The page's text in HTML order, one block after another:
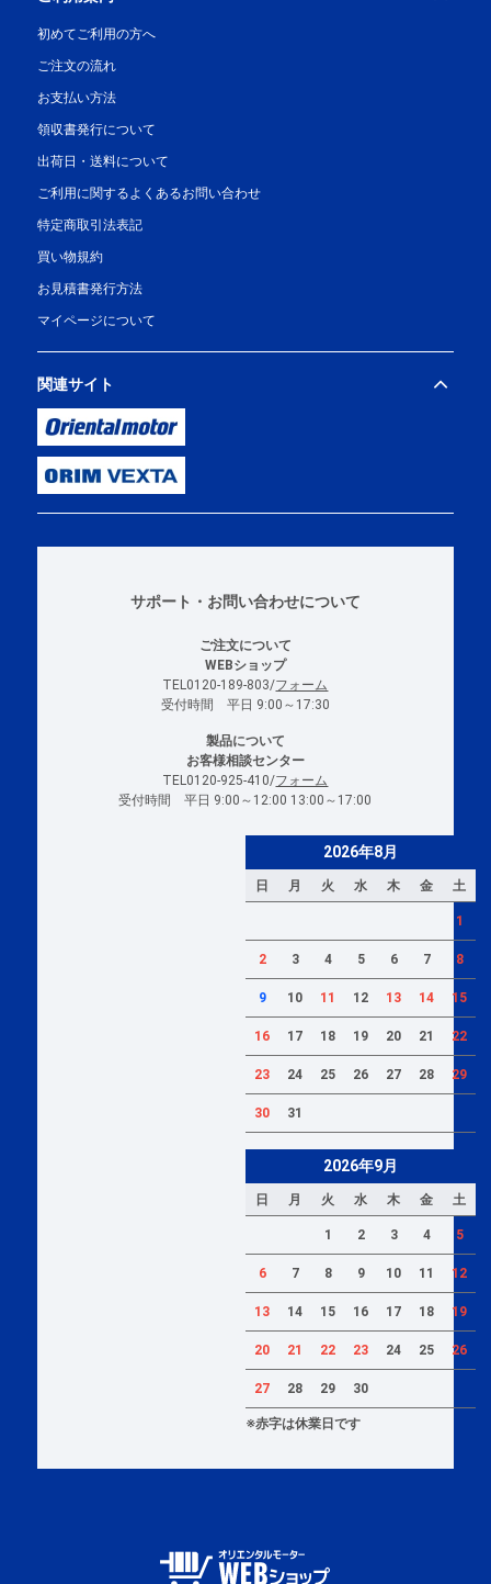
初めてご利用の方へ
ご注文の流れ
お支払い方法
領収書発行について
出荷日・送料について
ご利用に関するよくあるお問い合わせ
特定商取引法表記
買い物規約
お見積書発行方法
マイページについて
関連サイト
サポート・お問い合わせについて
ご注文について
WEBショップ
TEL0120-189-803/フォーム
受付時間 平日 9:00～17:30
製品について
お客様相談センター
TEL0120-925-410/フォーム
受付時間 平日 9:00～12:00 13:00～17:00
2026年8月
日 月 火 水 木 金 土
1
2 3 4 5 6 7 8
9 10 11 12 13 14 15
16 17 18 19 20 21 22
23 24 25 26 27 28 29
30 31
2026年9月
日 月 火 水 木 金 土
1 2 3 4 5
6 7 8 9 10 11 12
13 14 15 16 17 18 19
20 21 22 23 24 25 26
27 28 29 30
※赤字は休業日です